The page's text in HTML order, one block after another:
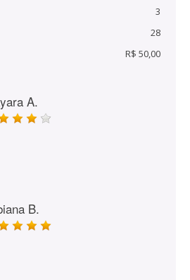
3
28
R$ 50,00
A.
B.